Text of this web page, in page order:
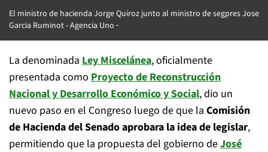
El ministro de hacienda Jorge Quiroz junto al ministro de segpres Jose
Garcia Ruminot -Agencia Uno
La denominada Ley Miscelánea, oficialmente
presentada como Proyecto de Reconstrucción
Nacional y Desarrollo Económico y Social, dio un
nuevo paso en el Congreso luego de que la Comisión
de Hacienda del Senado aprobara la idea de legislar,
permitiendo que la propuesta del gobierno deJosé